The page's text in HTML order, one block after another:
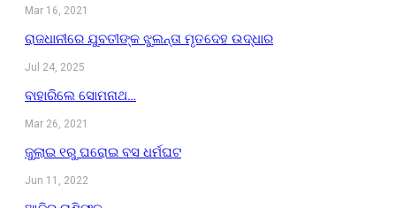
Mar 16, 2021
ରାଜଧାନୀରେ ଯୁବତୀଙ୍କ ଝୁଲନ୍ତା ମୃତଦେହ ଉଦ୍ଧାର
Jul 24, 2025
ବାହାରିଲେ ସୋମନାଥ…
Mar 26, 2021
ଜୁଲାଇ ୧ରୁ ଘରୋଇ ବସ ଧର୍ମଘଟ
Jun 11, 2022